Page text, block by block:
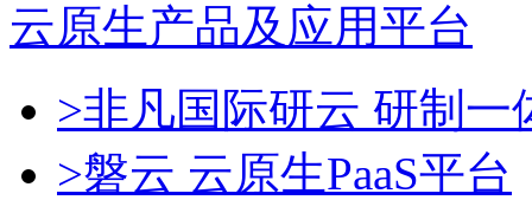
云原生产品及应用平台
>非凡国际研云 研制
>磐云 云原生PaaS平台